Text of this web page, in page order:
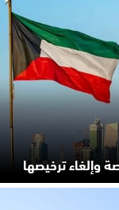
وإلغاء ترخيصها